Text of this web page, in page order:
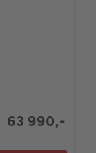
63 990,-